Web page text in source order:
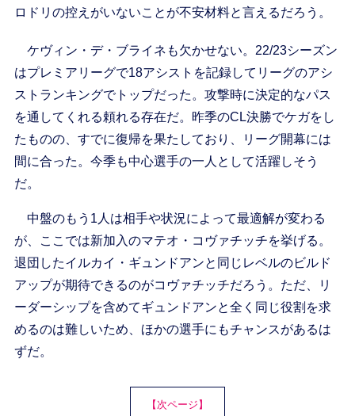
ロドリの控えがいないことが不安材料と言えるだろう。
ケヴィン・デ・ブライネも欠かせない。22/23シーズン
はプレミアリーグで18アシストを記録してリーグのアシ
ストランキングでトップだった。攻撃時に決定的なパス
を通してくれる頼れる存在だ。昨季のCL決勝でケガをし
たものの、すでに復帰を果たしており、リーグ開幕には
間に合った。今季も中心選手の一人として活躍しそう
だ。
中盤のもう1人は相手や状況によって最適解が変わる
が、ここでは新加入のマテオ・コヴァチッチを挙げる。
退団したイルカイ・ギュンドアンと同じレベルのビルド
アップが期待できるのがコヴァチッチだろう。ただ、リ
ーダーシップを含めてギュンドアンと全く同じ役割を求
めるのは難しいため、ほかの選手にもチャンスがあるは
ずだ。
【次ページ】